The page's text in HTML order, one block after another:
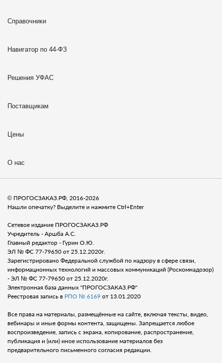
Справочники
Навигатор по 44-ФЗ
Решения УФАС
Поставщикам
Цены
О нас
© ПРОГОСЗАКАЗ.РФ, 2016-2026
Нашли опечатку? Выделите и нажмите Ctrl+Enter
Сетевое издание ПРОГОСЗАКАЗ.РФ
Учредитель - Аршба А.С.
Главный редактор - Гурин О.Ю.
ЭЛ № ФС 77-79650 от 25.12.2020г.
Зарегистрировано Федеральной службой по надзору в сфере связи,
информационных технологий и массовых коммуникаций (Роскомнадозор)
- ЭЛ № ФС 77-79650 от 25.12.2020г.
Электронная база данных "ПРОГОСЗАКАЗ.РФ"
Реестровая запись в РПО № 6169 от 13.01.2020
Все права на материалы, размещённые на сайте, включая тексты, видео,
вебинары и иные формы контента, защищены. Запрещается любое
воспроизведение, запись с экрана, копирование, распространение,
публикация и (или) иное использование материалов без
предварительного письменного согласия редакции.